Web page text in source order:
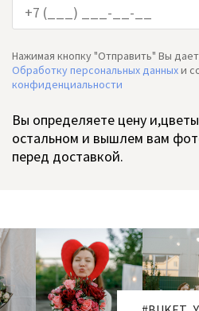
Нажимая кнопку "Отправить" Вы
Обработку персональных данныхи
конфиденциальности
Вы определяете цену
остальном и вышлем вам
перед доставкой.